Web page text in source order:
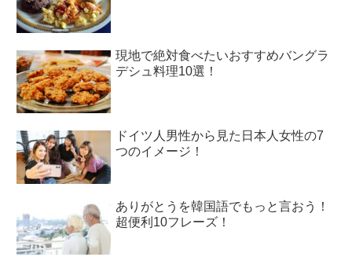
現地で絶対食べたいおすすめバングラ
デシュ料理10選！
ドイツ人男性から見た日本人女性の7
つのイメージ！
ありがとうを韓国語でもっと言おう！
超便利10フレーズ！